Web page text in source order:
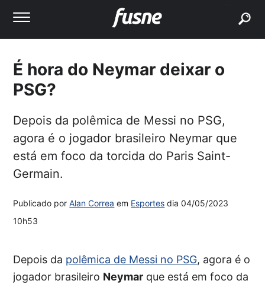
É hora do Neymar deixar o
PSG?
Depois da polêmica de Messi no PSG,
agora é o jogador brasileiro Neymar que
está em foco da torcida do Paris Saint-
Germain.
Publicado porAlan Correa em Esportes dia04/05/2023
10h53
Depois da polêmica de Messi no PSG, agora é o
jogador brasileiro Neymar que está em foco da